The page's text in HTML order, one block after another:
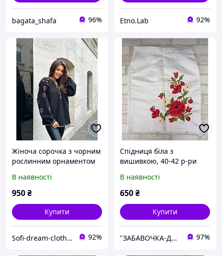
bagata_shafa 96% Etno.Lab 92%
Жіноча сорочка з чорним
рослинним орнаментом
В наявності
950₴
Купити
Sofi-dream-clothes 92%
Спідниця біла з
вишивкою, 40-42 р-ри
В наявності
650₴
Купити
"ЗАБАВОЧКА-ДЕКОР" магазин, творча майстерня 97%